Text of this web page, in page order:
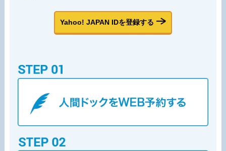
Yahoo! JAPAN IDを登録する